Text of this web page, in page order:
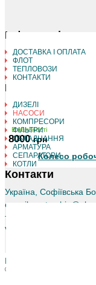
В наявності
8000грн
Колесо
Інформація
ДОСТАВКА І ОПЛАТА
ФЛОТ
ТЕПЛОВОЗИ
КОНТАКТИ
Каталог товарів
ДИЗЕЛІ
НАСОСИ
КОМПРЕСОРИ
ФІЛЬТРИ
ОБЛАДНАННЯ
АРМАТУРА
СЕПАРАТОРИ
КОТЛИ
Контакти
Україна, Софіївська
e-mail:
тел.:
Viber
Карта сайту
© 2005-2026 Моторшип -